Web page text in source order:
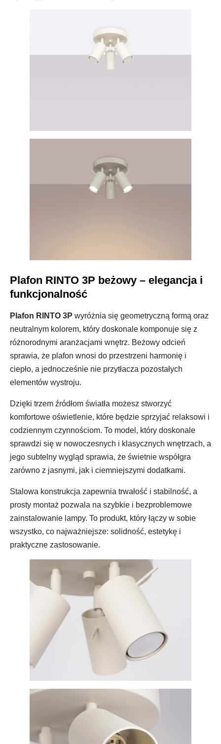
Plafon RINTO 3P beżowy – elegancja i
funkcjonalność
Plafon RINTO 3P wyróżnia się geometryczną formą oraz
neutralnym kolorem, który doskonale komponuje się z
różnorodnymi aranżacjami wnętrz. Beżowy odcień
sprawia, że plafon wnosi do przestrzeni harmonię i
ciepło, a jednocześnie nie przytłacza pozostałych
elementów wystroju.
Dzięki trzem źródłom światła możesz stworzyć
komfortowe oświetlenie, które będzie sprzyjać relaksowi i
codziennym czynnościom. To model, który doskonale
sprawdzi się w nowoczesnych i klasycznych wnętrzach, a
jego subtelny wygląd sprawia, że świetnie współgra
zarówno z jasnymi, jak i ciemniejszymi dodatkami.
Stalowa konstrukcja zapewnia trwałość i stabilność, a
prosty montaż pozwala na szybkie i bezproblemowe
zainstalowanie lampy. To produkt, który łączy w sobie
wszystko, co najważniejsze: solidność, estetykę i
praktyczne zastosowanie.